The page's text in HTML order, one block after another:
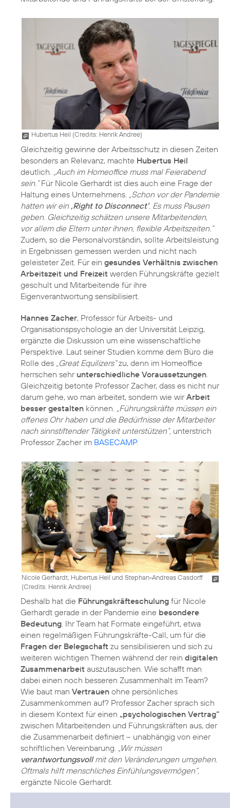
Hubertus Heil (Credits: Henrik Andree)
Gleichzeitig gewinne der Arbeitsschutz in diesen Zeiten
besonders an Relevanz, machte Hubertus Heil
deutlich.
„Auch im Homeoffice muss mal Feierabend
sein.“Für Nicole Gerhardt ist dies auch eine Frage der
Haltung eines Unternehmens.
„Schon vor der Pandemie
hatten wir ein ‚Right to Disconnect‘. Es muss Pausen
geben. Gleichzeitig schätzen unsere Mitarbeitenden,
vor allem die Eltern unter ihnen, flexible Arbeitszeiten.“
Zudem, so die Personalvorständin, sollte Arbeitsleistung
in Ergebnissen gemessen werden und nicht nach
geleisteter Zeit. Für ein gesundes Verhältnis zwischen
Arbeitszeit und Freizeit werden Führungskräfte gezielt
geschult und Mitarbeitende für ihre
Eigenverantwortung sensibilisiert.
Hannes Zacher, Professor für Arbeits- und
Organisationspsychologie an der Universität Leipzig,
ergänzte die Diskussion um eine wissenschaftliche
Perspektive. Laut seiner Studien komme dem Büro die
Rolle des „Great Equilizers“zu, denn im Homeoffice
herrschen sehr unterschiedliche Voraussetzungen
Gleichzeitig betonte Professor Zacher, dass es nicht nur
darum gehe, wo man arbeitet, sondern wie wirArbeit
besser gestalten können.
„Führungskräfte müssen ein
offenes Ohr haben und die Bedürfnisse der Mitarbeiter
nach sinnstiftender Tätigkeit unterstützen“, unterstrich
Professor Zacher im BASECAMP.
Nicole Gerhardt, Hubertus Heil und Stephan-Andreas Casdorff
(Credits: Henrik Andree)
Deshalb hat die Führungskräfteschulung für Nicole
Gerhardt gerade in der Pandemie eine besondere
Bedeutung. Ihr Team hat Formate eingeführt, etwa
einen regelmäßigen Führungskräfte-Call, um für die
Fragen der Belegschaft zu sensibilisieren und sich zu
weiteren wichtigen Themen während der rein digitalen
Zusammenarbeit auszutauschen. Wie schafft man
dabei einen noch besseren Zusammenhalt im Team?
Wie baut man Vertrauen ohne persönliches
Zusammenkommen auf? Professor Zacher sprach sich
in diesem Kontext für einen „psychologischen Vertrag“
zwischen Mitarbeitenden und Führungskräften aus, der
die Zusammenarbeit definiert – unabhängig von einer
schriftlichen Vereinbarung. „Wir müssen
verantwortungsvollmit den Veränderungen umgehen.
Oftmals hilft menschliches Einfühlungsvermögen“,
ergänzte Nicole Gerhardt.